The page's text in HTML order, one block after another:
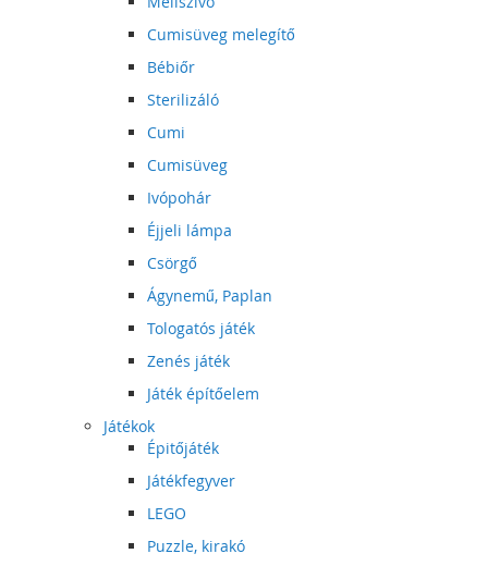
Cumisüveg melegítő
Bébiőr
Sterilizáló
Cumi
Cumisüveg
Ivópohár
Éjjeli lámpa
Csörgő
Ágynemű, Paplan
Tologatós játék
Zenés játék
Játék építőelem
Játékok
Épitőjáték
Játékfegyver
LEGO
Puzzle, kirakó